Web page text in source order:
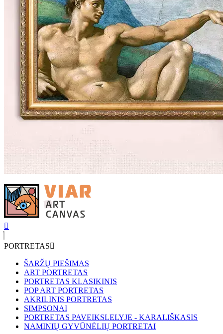
PORTRETAS
ŠARŽŲ PIEŠIMAS
ART PORTRETAS
PORTRETAS KLASIKINIS
POP ART PORTRETAS
AKRILINIS PORTRETAS
SIMPSONAI
PORTRETAS PAVEIKSLELYJE - KARALIŠKASIS
NAMINIŲ GYVŪNĖLIŲ PORTRETAI